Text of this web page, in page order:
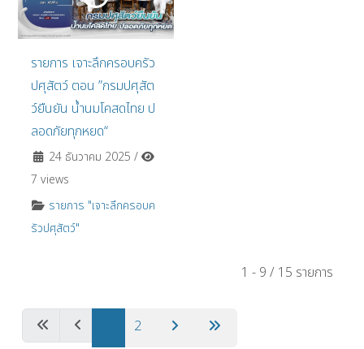
รายการ เจาะลึกครอบครัว
ปศุสัตว์ ตอน ”กรมปศุสัต
ว์ยืนยัน น้ำนมโคสดไทย ป
ลอดภัยทุกหยด“
24 ธันวาคม 2025 /
7 views
รายการ "เจาะลึกครอบค
รัวปศุสัตว์"
1 - 9 / 15 รายการ
2